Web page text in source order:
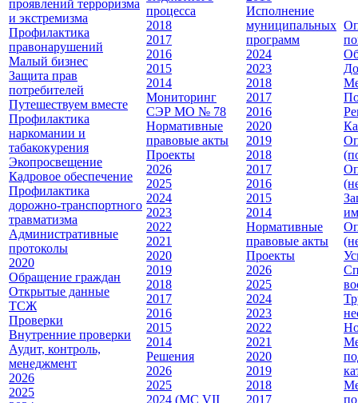
проявлений терроризма
и экстремизма
Профилактика
правонарушений
Малый бизнес
Защита прав
потребителей
Путешествуем вместе
Профилактика
наркомании и
табакокурения
Экопросвещение
Кадровое обеспечение
Профилактика
дорожно-транспортного
травматизма
Административные
протоколы
2020
Обращение граждан
Открытые данные
ТСЖ
Проверки
Внутренние проверки
Аудит, контроль,
менеджмент
2026
2025
процесса
2018
2017
2016
2015
2014
Мониторинг
СЭР МО № 78
Нормативные
правовые акты
Проекты
2026
2025
2024
2023
2022
2021
2020
2019
2018
2017
2016
2015
2014
Решения
2026
2025
2024 (МС VII
Исполнение
муниципальных
программ
2024
2023
2018
2017
2016
2020
2019
2018
2017
2016
2015
2014
Нормативные
правовые акты
Проекты
2026
2025
2024
2023
2022
2021
2020
2019
2018
2017